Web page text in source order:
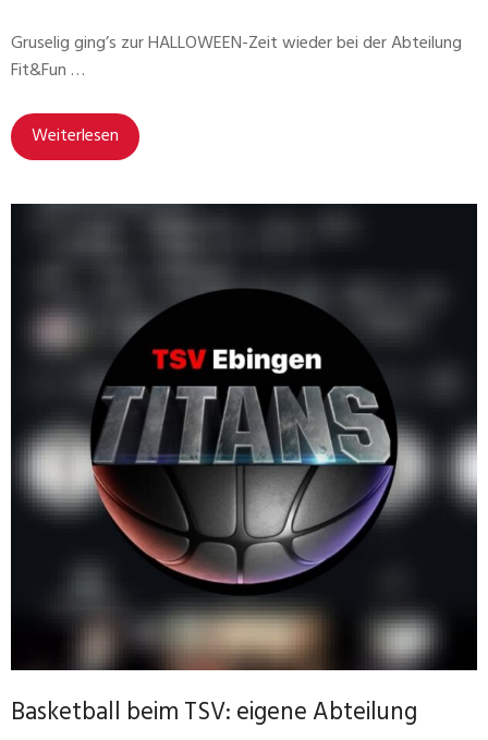
Gruselig ging’s zur HALLOWEEN-Zeit wieder bei der Abteilung
Fit&Fun …
Weiterlesen
Basketball beim TSV: eigene Abteilung